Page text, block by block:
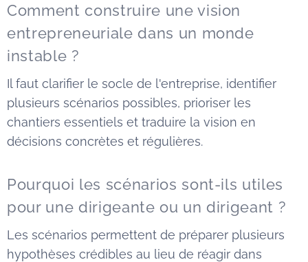
Comment construire une vision
entrepreneuriale dans un monde
instable ?
Il faut clarifier le socle de l'entreprise, identifier
plusieurs scénarios possibles, prioriser les
chantiers essentiels et traduire la vision en
décisions concrètes et régulières.
Pourquoi les scénarios sont-ils utiles
pour une dirigeante ou un dirigeant ?
Les scénarios permettent de préparer plusieurs
hypothèses crédibles au lieu de réagir dans